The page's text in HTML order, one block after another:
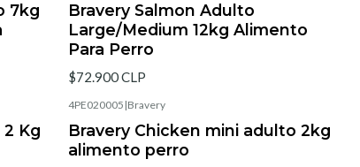
7kg
Bravery Salmon Adulto
Large/Medium 12kg Alimento
Para Perro
$72.900 CLP
Kg
4PE020005 |Bravery
Bravery Chicken mini adulto 2kg
alimento perro